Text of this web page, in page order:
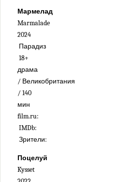
Мармелад
Marmalade
2024
Парадиз
18+
драма
/ Великобритания
/ 140
мин
film.ru:
IMDb:
Зрители:
Поцелуй
Kysset